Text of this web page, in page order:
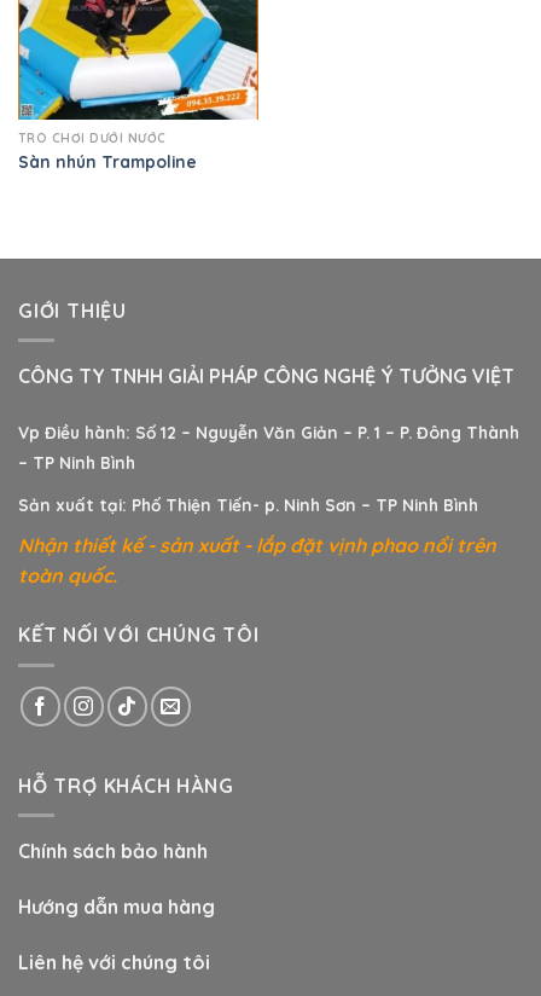
TRÒ CHƠI DƯỚI NƯỚC
Sàn nhún Trampoline
GIỚI THIỆU
CÔNG TY TNHH GIẢI PHÁP CÔNG NGHỆ Ý TƯỞNG VIỆT
Vp Điều hành: Số 12 – Nguyễn Văn Giản – P. 1 – P. Đông Thành
– TP Ninh Bình
Sản xuất tại: Phố Thiện Tiến- p. Ninh Sơn – TP Ninh Bình
Nhận thiết kế - sản xuất - lắp đặt vịnh phao nổi trên
toàn quốc.
KẾT NỐI VỚI CHÚNG TÔI
HỖ TRỢ KHÁCH HÀNG
Chính sách bảo hành
Hướng dẫn mua hàng
Liên hệ với chúng tôi